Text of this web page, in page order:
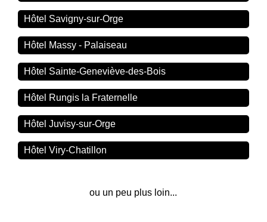
Hôtel Savigny-sur-Orge
Hôtel Massy - Palaiseau
Hôtel Sainte-Geneviève-des-Bois
Hôtel Rungis la Fraternelle
Hôtel Juvisy-sur-Orge
Hôtel Viry-Chatillon
ou un peu plus loin...